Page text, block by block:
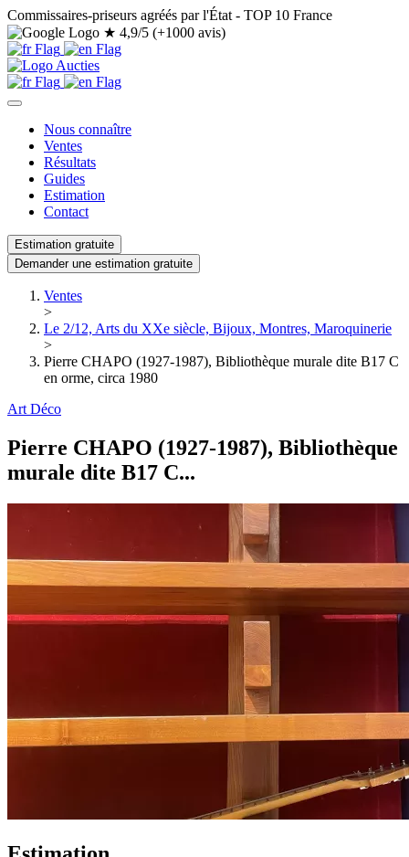
Commissaires-priseurs agréés par l'État - TOP 10 France
★ 4,9/5 (+1000 avis)
Nous connaître
Ventes
Résultats
Guides
Estimation
Contact
Estimation gratuite
Demander une estimation gratuite
Ventes
>
Le 2/12, Arts du XXe siècle, Bijoux, Montres, Maroquinerie
>
Pierre CHAPO (1927-1987), Bibliothèque murale dite B17 C
en orme, circa 1980
Art Déco
Pierre CHAPO (1927-1987), Bibliothèque
murale dite B17 C...